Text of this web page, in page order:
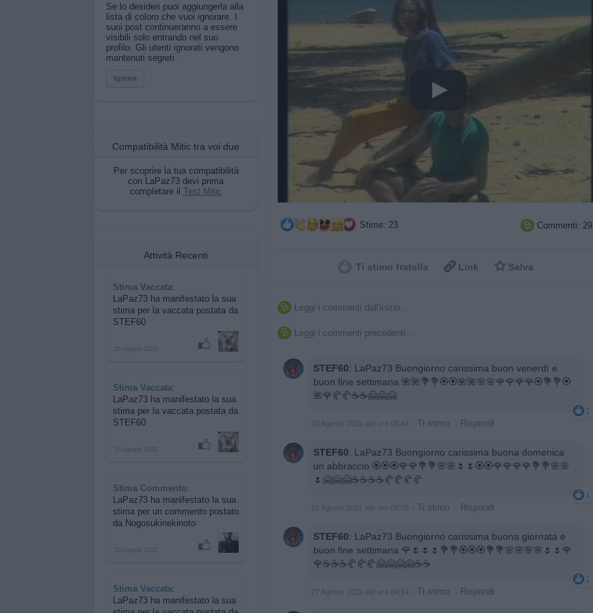
Se lo desideri puoi aggiungerla alla
lista di coloro che vuoi ignorare. I
suoi post continueranno a essere
visibili solo entrando nel suo
profilo. Gli utenti ignorati vengono
mantenuti segreti.
Ignora
Compatibilità Mitic tra voi due
Per scoprire la tua compatibilità
con LaPaz73 devi prima
completare il Test Mitic
Attività Recenti
Stima Vaccata:
LaPaz73 ha manifestato la sua
stima per la vaccata postata da
STEF60
Stima Vaccata:
LaPaz73 ha manifestato la sua
stima per la vaccata postata da
STEF60
Stima Commento:
LaPaz73 ha manifestato la sua
stima per un commento postato
da Nogosukinekinoto
Stima Vaccata:
LaPaz73 ha manifestato la sua
Stime: 23  Commenti: 29
Ti stimo fratella  Link  Salva
 Leggi i commenti dall'inizio...
 Leggi i commenti precedenti...
STEF60: LaPaz73 Buongiorno carissima buon venerdì e
buon fine settimana 🌺🌺💐💐🏵️🏵️🌺🌺🌸🌸🌹🌹🌹🌹🏵️💐💐🏵️
🌺🌹🥐🥐☕☕🤗🤗🤗
1
20 Agosto 2021 alle ore 08:44 Ti stimo Rispondi
STEF60: LaPaz73 Buongiorno carissima buona domenica
un abbraccio 🏵️🏵️🏵️🌹🌹💐💐🌸🌸🌷🌷🏵️🏵️🌹🌹🌹🌹💐💐🌸🌸
🌷🤗🤗🤗☕☕☕☕🥐🥐🥐🥐
1
22 Agosto 2021 alle ore 08:55 Ti stimo Rispondi
STEF60: LaPaz73 Buongiorno carissima buona giornata e
buon fine settimana 🌹🌷🌷🌷💐💐🏵️🏵️🏵️💐💐🌸🌸🌸🌸🌷🌷🌹
🌹☕☕☕🥐🥐🥐🤗🤗🤗🤗☕☕
1
27 Agosto 2021 alle ore 04:14 Ti stimo Rispondi